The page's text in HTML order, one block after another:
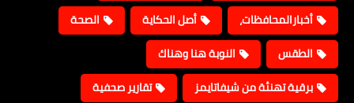
أخبارالمحافظات،
أصل الحكاية
الصحة
الطقس
النوبة هنا وهناك
برقية تهنئة من شيفاتايمز
تقارير صحفية